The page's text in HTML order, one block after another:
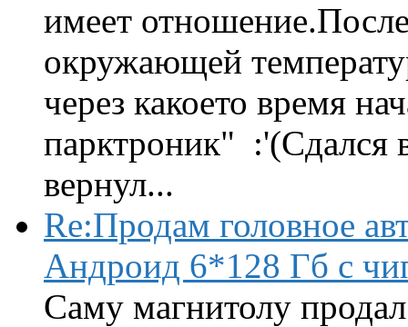
имеет
окружающей
через какоето время
парктроник" :'(Сдался
вернул...
Re:Продам головное
Андроид 6*128 Гб с
Саму магнитолу